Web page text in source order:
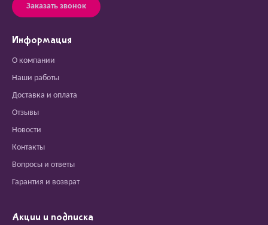
Заказать звонок
Информация
О компании
Наши работы
Доставка и оплата
Отзывы
Новости
Контакты
Вопросы и ответы
Гарантия и возврат
Акции и подписка